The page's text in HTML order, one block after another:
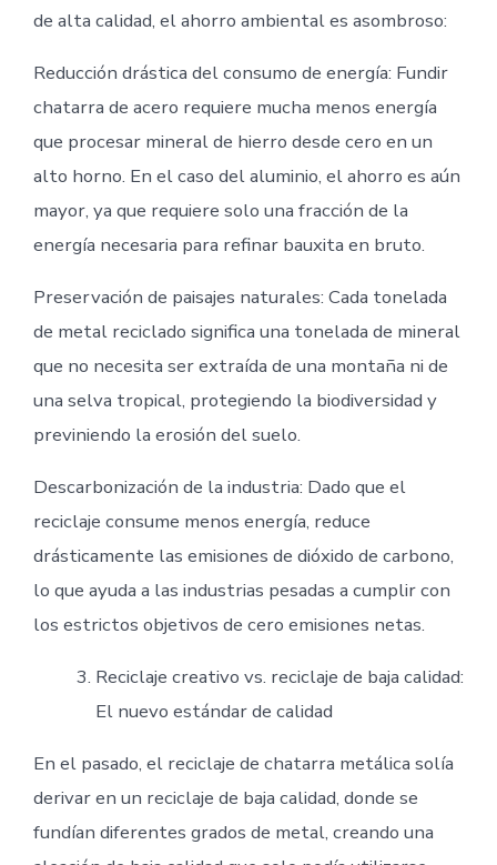
de alta calidad, el ahorro ambiental es asombroso:
Reducción drástica del consumo de energía: Fundir
chatarra de acero requiere mucha menos energía
que procesar mineral de hierro desde cero en un
alto horno. En el caso del aluminio, el ahorro es aún
mayor, ya que requiere solo una fracción de la
energía necesaria para refinar bauxita en bruto.
Preservación de paisajes naturales: Cada tonelada
de metal reciclado significa una tonelada de mineral
que no necesita ser extraída de una montaña ni de
una selva tropical, protegiendo la biodiversidad y
previniendo la erosión del suelo.
Descarbonización de la industria: Dado que el
reciclaje consume menos energía, reduce
drásticamente las emisiones de dióxido de carbono,
lo que ayuda a las industrias pesadas a cumplir con
los estrictos objetivos de cero emisiones netas.
Reciclaje creativo vs. reciclaje de baja calidad:
El nuevo estándar de calidad
En el pasado, el reciclaje de chatarra metálica solía
derivar en un reciclaje de baja calidad, donde se
fundían diferentes grados de metal, creando una